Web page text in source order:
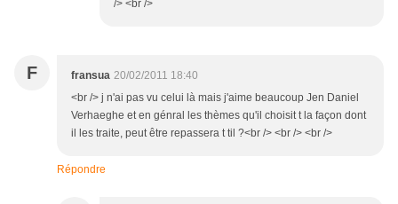
/> <br />
F fransua 20/02/2011 18:40
<br /> j n'ai pas vu celui là mais j'aime beaucoup Jen Daniel
Verhaeghe et en génral les thèmes qu'il choisit t la façon dont
il les traite, peut être repassera t til ?<br /> <br /> <br />
Répondre